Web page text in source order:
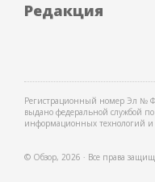
Редакция
Регистрационный номер Эл №
выдано федеральной службой по
информационных технологий
© Обзор, 2026 ∙ Все права